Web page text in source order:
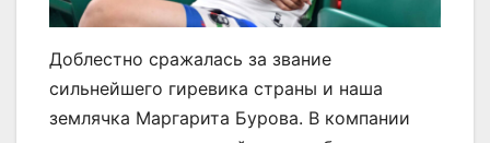
Доблестно сражалась за звание
сильнейшего гиревика страны и наша
землячка Маргарита Бурова. В компании